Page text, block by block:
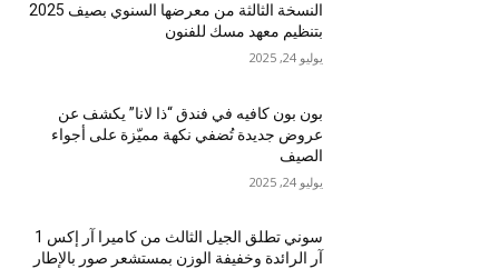
النسخة الثالثة من معرضها السنوي بصيف 2025
بتنظيم معهد مسك للفنون
يوليو 24, 2025
بون بون كافيه في فندق “ذا لانا” يكشف عن
عروض جديدة تُضفي نكهة مميّزة على أجواء
الصيف
يوليو 24, 2025
سوني تطلق الجيل الثالث من كاميرا آر إكس 1
آر الرائدة وخفيفة الوزن بمستشعر صور بالإطار